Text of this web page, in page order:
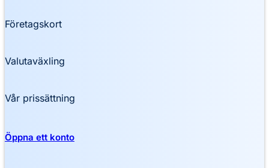
Företagskort
Valutaväxling
Vår prissättning
Öppna ett konto